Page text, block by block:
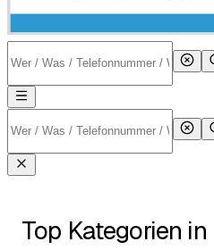
Top Kategorien